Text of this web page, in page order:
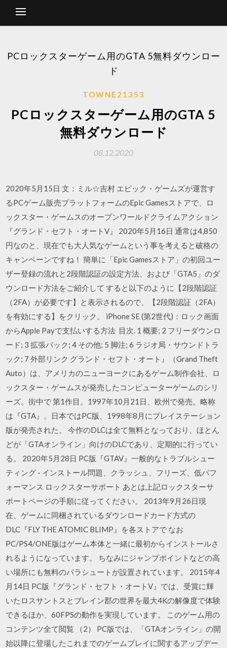
PCロックスターゲーム用のGTA 5無料ダウンロー
ド
TOWNE21353
PCロックスターゲーム用のGTA 5
無料ダウンロード
08.12.2020
2020年5月15日 文：ミル☆吉村 エピック・ゲームズが運営す
るPCゲーム販売プラットフォームのEpic Gamesストアで、ロ
ックスター・ゲームスのオープンワールドクライムアクション
『グランド・セフト・オートV』 2020年5月16日 通常は4,850
円なのと、現在でも大人気なゲームという事を考えると破格の
キャンペーンですね！ 簡単に「Epic Gamesストア」の初回ユー
ザー登録の流れと2段階認証の設定方法、および「GTA5」のダ
ウンロード方法をご紹介して すると以下のように【2段階認証
（2FA）が必要です】と表示されるので、【2段階認証（2FA）
を有効にする】をクリック。 iPhone SE (第2世代)：ロック画面
からApple Payで支払いする方法 目次. 1 概要; 2 フリーダウンロ
ード; 3 拡張パック; 4 その他; 5 脚注; 6 ラジオ局・サウンドトラ
ック; 7 外部リンク グランド・セフト・オート』（Grand Theft
Auto）は、アメリカのニューヨークにあるゲーム制作会社、ロ
ックスター・ゲームスが発売したコンピューターゲームのシリ
ーズ。街中で 第1作目。1997年10月21日、欧州で発売。略称
は『GTA』。日本ではPC版、1998年8月にプレイステーション
版が発売された。 今作のDLCは全て無料となっており、ほとん
どが「GTAオンライン」向けのDLCであり、定期的に行ってい
る。 2020年5月28日 PC版『GTAV』一般的なトラブルシュー
ティング - インストール問題、クラッシュ、フリーズ、低パフ
ォーマンス ロックスターサポート あとは上記ロックスターサ
ポートページの手順に従ってください。 2013年9月26日現
在、ゲームに同梱されているダウンロードカード方式の
DLC『FLY THE ATOMIC BLIMP』を各ストアで なお
PC/PS4/ONE版はゲーム本体と一緒に最初からインストールさ
れるようになっています。 ちなみにジャンプポイントなどの高
い場所にも無料のパラシュートが設置されています。 2015年4
月14日 PC版『グランド・セフト・オートV』では、受賞に輝
いたロスサントスとブレイン郡の世界を最大4Kの解像度で体験
できるほか、60FPSの動作を実現しています。 このゲーム用の
コンテンツ全て閲覧 （2） PC版では、「GTAオンライン」の開
始以降に登場したこれまでのゲームプレイに関するアップデー